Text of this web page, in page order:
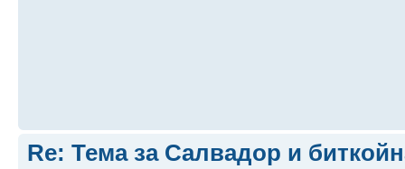
Re: Тема за Салвадор и